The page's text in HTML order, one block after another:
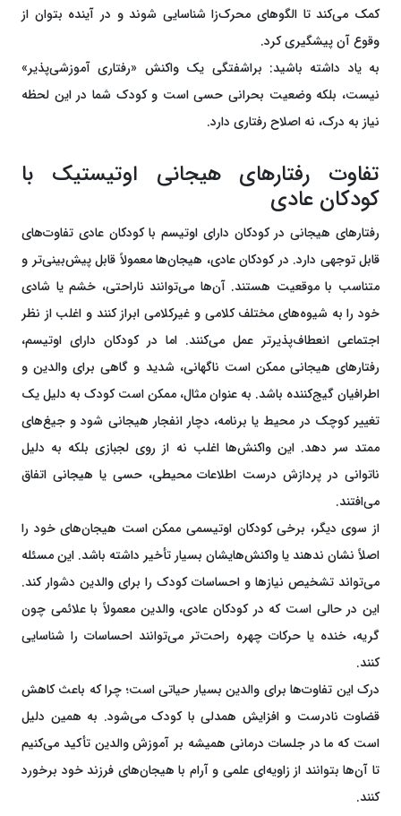
کمک می‌کند تا الگوهای محرک‌زا شناسایی شوند و در آینده بتوان از
وقوع آن پیشگیری کرد.
به یاد داشته باشید: براشفتگی یک واکنش «رفتاری آموزشی‌پذیر»
نیست، بلکه وضعیت بحرانی حسی است و کودک شما در این لحظه
نیاز به درک، نه اصلاح رفتاری دارد.
تفاوت رفتارهای هیجانی اوتیستیک با
کودکان عادی
رفتارهای هیجانی در کودکان دارای اوتیسم با کودکان عادی تفاوت‌های
قابل توجهی دارد. در کودکان عادی، هیجان‌ها معمولاً قابل پیش‌بینی‌تر و
متناسب با موقعیت هستند. آن‌ها می‌توانند ناراحتی، خشم یا شادی
خود را به شیوه‌های مختلف کلامی و غیرکلامی ابراز کنند و اغلب از نظر
اجتماعی انعطاف‌پذیرتر عمل می‌کنند. اما در کودکان دارای اوتیسم،
رفتارهای هیجانی ممکن است ناگهانی، شدید و گاهی برای والدین و
اطرافیان گیج‌کننده باشد. به عنوان مثال، ممکن است کودک به دلیل یک
تغییر کوچک در محیط یا برنامه، دچار انفجار هیجانی شود و جیغ‌های
ممتد سر دهد. این واکنش‌ها اغلب نه از روی لجبازی بلکه به دلیل
ناتوانی در پردازش درست اطلاعات محیطی، حسی یا هیجانی اتفاق
می‌افتند.
از سوی دیگر، برخی کودکان اوتیسمی ممکن است هیجان‌های خود را
اصلاً نشان ندهند یا واکنش‌هایشان بسیار تأخیر داشته باشد. این مسئله
می‌تواند تشخیص نیازها و احساسات کودک را برای والدین دشوار کند.
این در حالی است که در کودکان عادی، والدین معمولاً با علائمی چون
گریه، خنده یا حرکات چهره راحت‌تر می‌توانند احساسات را شناسایی
کنند.
درک این تفاوت‌ها برای والدین بسیار حیاتی است؛ چرا که باعث کاهش
قضاوت نادرست و افزایش همدلی با کودک می‌شود. به همین دلیل
است که ما در جلسات درمانی همیشه بر آموزش والدین تأکید می‌کنیم
تا آن‌ها بتوانند از زاویه‌ای علمی و آرام با هیجان‌های فرزند خود برخورد
کنند.